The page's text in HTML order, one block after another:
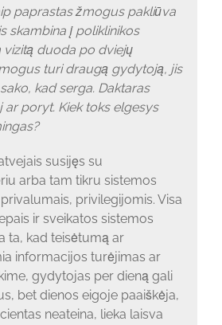
paprastas žmogus pakliūva
skambina į poliklinikos
vizitą duoda po dviejų
turi draugą gydytoją, jis
kad serga. Daktaras
poryt. Kiek toks elgesys
susijęs su
arba tam tikru sistemos
privilegijomis. Visa
ir sveikatos sistemos
ta, kad teisėtumą ar
informacijos turėjimas ar
gydytojas per dieną gali
bet dienos eigoje paaiškėja,
neateina, lieka laisva